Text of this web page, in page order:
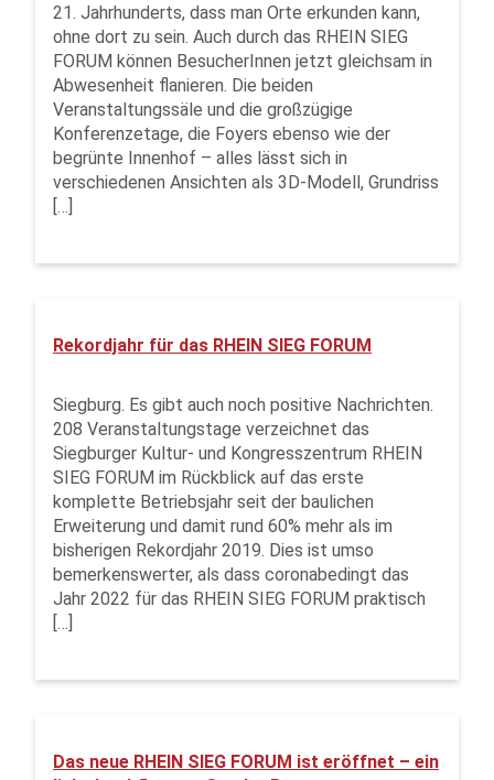
21. Jahrhunderts, dass man Orte erkunden kann,
ohne dort zu sein. Auch durch das RHEIN SIEG
FORUM können BesucherInnen jetzt gleichsam in
Abwesenheit flanieren. Die beiden
Veranstaltungssäle und die großzügige
Konferenzetage, die Foyers ebenso wie der
begrünte Innenhof – alles lässt sich in
verschiedenen Ansichten als 3D-Modell, Grundriss
[…]
Rekordjahr für das RHEIN SIEG FORUM
Siegburg. Es gibt auch noch positive Nachrichten.
208 Veranstaltungstage verzeichnet das
Siegburger Kultur- und Kongresszentrum RHEIN
SIEG FORUM im Rückblick auf das erste
komplette Betriebsjahr seit der baulichen
Erweiterung und damit rund 60% mehr als im
bisherigen Rekordjahr 2019. Dies ist umso
bemerkenswerter, als dass coronabedingt das
Jahr 2022 für das RHEIN SIEG FORUM praktisch
[…]
Das neue RHEIN SIEG FORUM ist eröffnet – ein